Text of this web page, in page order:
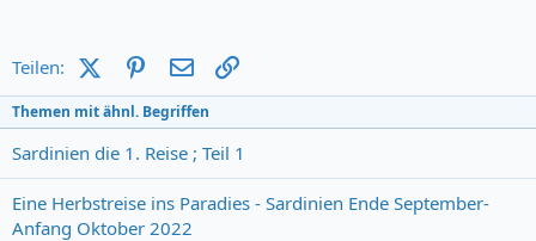
Teilen: X (Twitter)PinterestE-Mail
Themen mit ähnl. Begriffen
Sardinien die 1. Reise ; Teil 1
Eine Herbstreise ins Paradies - Sardinien Ende September-
Anfang Oktober 2022